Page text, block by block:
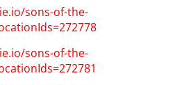
sons-of-the-
sons-of-the-